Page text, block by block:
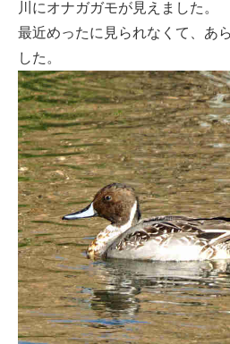
川にオナガガモが見えました。
最近めったに見られなくて、あ
した。